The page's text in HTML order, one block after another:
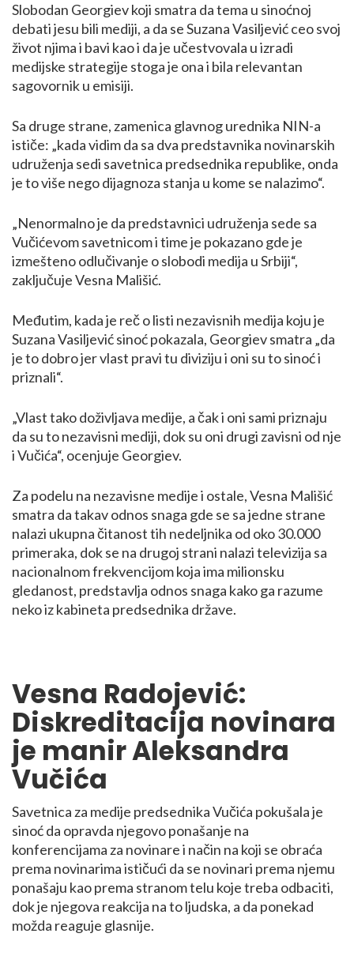
Slobodan Georgiev koji smatra da tema u sinoćnoj
debati jesu bili mediji, a da se Suzana Vasiljević ceo svoj
život njima i bavi kao i da je učestvovala u izradi
medijske strategije stoga je ona i bila relevantan
sagovornik u emisiji.
Sa druge strane, zamenica glavnog urednika NIN-a
ističe: „kada vidim da sa dva predstavnika novinarskih
udruženja sedi savetnica predsednika republike, onda
je to više nego dijagnoza stanja u kome se nalazimo“.
„Nenormalno je da predstavnici udruženja sede sa
Vučićevom savetnicom i time je pokazano gde je
izmešteno odlučivanje o slobodi medija u Srbiji“,
zaključuje Vesna Mališić.
Međutim, kada je reč o listi nezavisnih medija koju je
Suzana Vasiljević sinoć pokazala, Georgiev smatra „da
je to dobro jer vlast pravi tu diviziju i oni su to sinoć i
priznali“.
„Vlast tako doživljava medije, a čak i oni sami priznaju
da su to nezavisni mediji, dok su oni drugi zavisni od nje
i Vučića“, ocenjuje Georgiev.
Za podelu na nezavisne medije i ostale, Vesna Mališić
smatra da takav odnos snaga gde se sa jedne strane
nalazi ukupna čitanost tih nedeljnika od oko 30.000
primeraka, dok se na drugoj strani nalazi televizija sa
nacionalnom frekvencijom koja ima milionsku
gledanost, predstavlja odnos snaga kako ga razume
neko iz kabineta predsednika države.
Vesna Radojević:
Diskreditacija novinara
je manir Aleksandra
Vučića
Savetnica za medije predsednika Vučića pokušala je
sinoć da opravda njegovo ponašanje na
konferencijama za novinare i način na koji se obraća
prema novinarima ističući da se novinari prema njemu
ponašaju kao prema stranom telu koje treba odbaciti,
dok je njegova reakcija na to ljudska, a da ponekad
možda reaguje glasnije.